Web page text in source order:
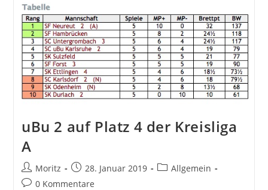
uBu 2 auf Platz 4 der Kreisliga
A
Beitrags-
Autor:
Moritz
Beitrag
veröffentlicht:
28. Januar 2019
Beitrags-
Allgemein
Beitrags-
0 Kommentare